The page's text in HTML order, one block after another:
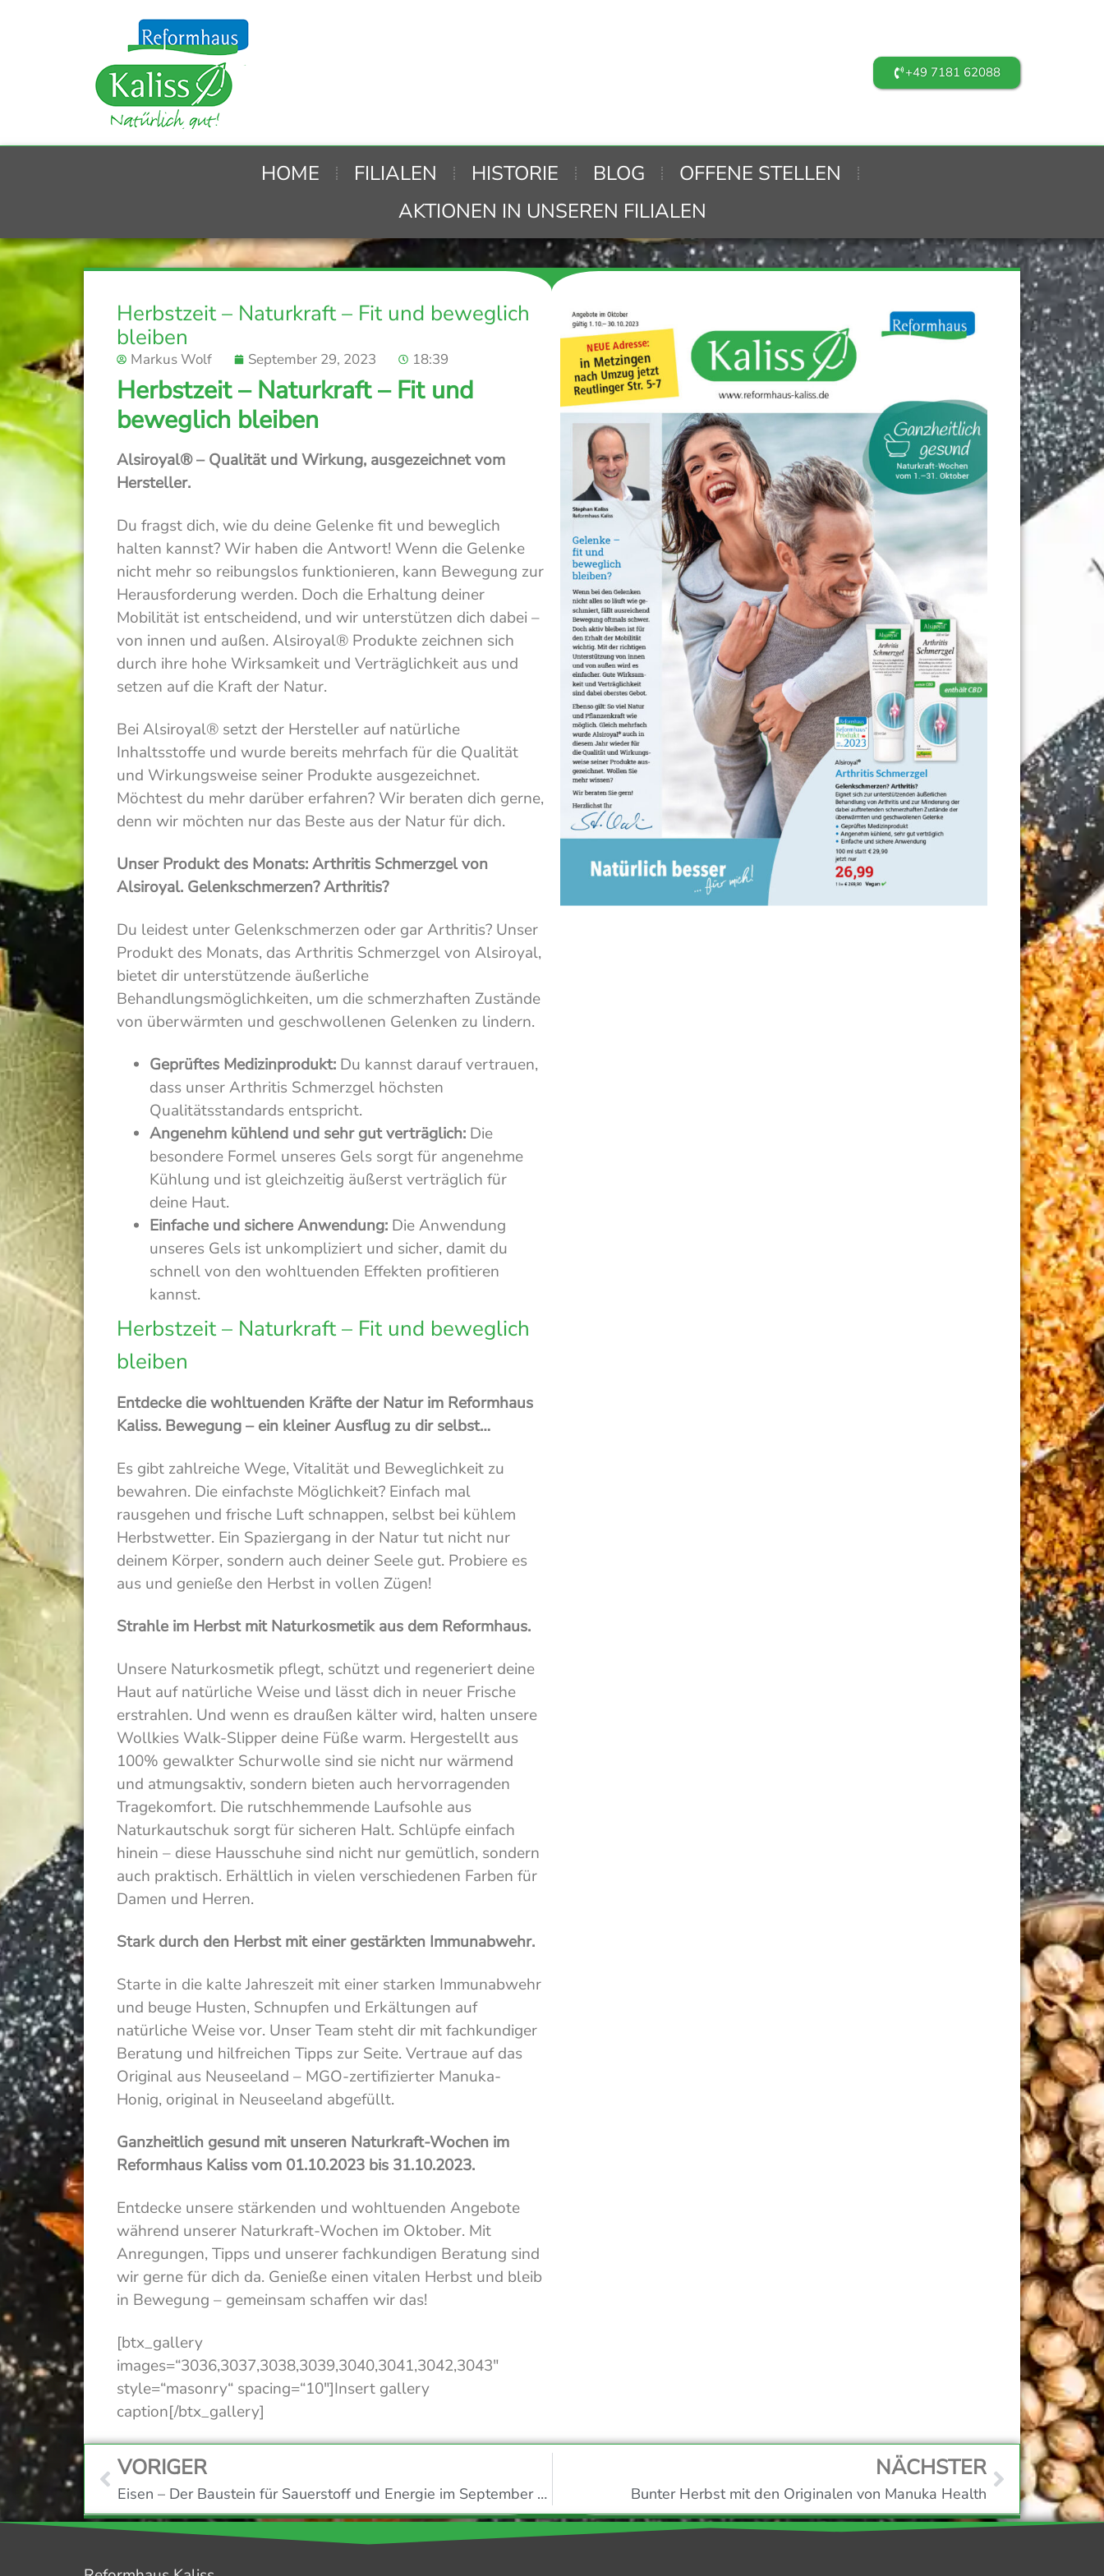
+49 7181 62088
HOME FILIALEN HISTORIE BLOG
OFFENE STELLEN
AKTIONEN IN UNSEREN FILIALEN
Herbstzeit – Naturkraft – Fit und beweglich
bleiben
Markus Wolf September 29, 2023 18:39
Herbstzeit – Naturkraft – Fit und
beweglich bleiben
Alsiroyal® – Qualität und Wirkung, ausgezeichnet vom
Hersteller.
Du fragst dich, wie du deine Gelenke fit und beweglich
halten kannst? Wir haben die Antwort! Wenn die Gelenke
nicht mehr so reibungslos funktionieren, kann Bewegung zur
Herausforderung werden. Doch die Erhaltung deiner
Mobilität ist entscheidend, und wir unterstützen dich dabei –
von innen und außen. Alsiroyal® Produkte zeichnen sich
durch ihre hohe Wirksamkeit und Verträglichkeit aus und
setzen auf die Kraft der Natur.
Bei Alsiroyal® setzt der Hersteller auf natürliche
Inhaltsstoffe und wurde bereits mehrfach für die Qualität
und Wirkungsweise seiner Produkte ausgezeichnet.
Möchtest du mehr darüber erfahren? Wir beraten dich gerne,
denn wir möchten nur das Beste aus der Natur für dich.
Unser Produkt des Monats: Arthritis Schmerzgel von
Alsiroyal. Gelenkschmerzen? Arthritis?
Du leidest unter Gelenkschmerzen oder gar Arthritis? Unser
Produkt des Monats, das Arthritis Schmerzgel von Alsiroyal,
bietet dir unterstützende äußerliche
Behandlungsmöglichkeiten, um die schmerzhaften Zustände
von überwärmten und geschwollenen Gelenken zu lindern.
Geprüftes Medizinprodukt: Du kannst darauf vertrauen,
dass unser Arthritis Schmerzgel höchsten
Qualitätsstandards entspricht.
Angenehm kühlend und sehr gut verträglich: Die
besondere Formel unseres Gels sorgt für angenehme
Kühlung und ist gleichzeitig äußerst verträglich für
deine Haut.
Einfache und sichere Anwendung: Die Anwendung
unseres Gels ist unkompliziert und sicher, damit du
schnell von den wohltuenden Effekten profitieren
kannst.
Herbstzeit – Naturkraft – Fit und beweglich
bleiben
Entdecke die wohltuenden Kräfte der Natur im Reformhaus
Kaliss. Bewegung – ein kleiner Ausflug zu dir selbst…
Es gibt zahlreiche Wege, Vitalität und Beweglichkeit zu
bewahren. Die einfachste Möglichkeit? Einfach mal
rausgehen und frische Luft schnappen, selbst bei kühlem
Herbstwetter. Ein Spaziergang in der Natur tut nicht nur
deinem Körper, sondern auch deiner Seele gut. Probiere es
aus und genieße den Herbst in vollen Zügen!
Strahle im Herbst mit Naturkosmetik aus dem Reformhaus.
Unsere Naturkosmetik pflegt, schützt und regeneriert deine
Haut auf natürliche Weise und lässt dich in neuer Frische
erstrahlen. Und wenn es draußen kälter wird, halten unsere
Wollkies Walk-Slipper deine Füße warm. Hergestellt aus
100% gewalkter Schurwolle sind sie nicht nur wärmend
und atmungsaktiv, sondern bieten auch hervorragenden
Tragekomfort. Die rutschhemmende Laufsohle aus
Naturkautschuk sorgt für sicheren Halt. Schlüpfe einfach
hinein – diese Hausschuhe sind nicht nur gemütlich, sondern
auch praktisch. Erhältlich in vielen verschiedenen Farben für
Damen und Herren.
Stark durch den Herbst mit einer gestärkten Immunabwehr.
Starte in die kalte Jahreszeit mit einer starken Immunabwehr
und beuge Husten, Schnupfen und Erkältungen auf
natürliche Weise vor. Unser Team steht dir mit fachkundiger
Beratung und hilfreichen Tipps zur Seite. Vertraue auf das
Original aus Neuseeland – MGO-zertifizierter Manuka-
Honig, original in Neuseeland abgefüllt.
Ganzheitlich gesund mit unseren Naturkraft-Wochen im
Reformhaus Kaliss vom 01.10.2023 bis 31.10.2023.
Entdecke unsere stärkenden und wohltuenden Angebote
während unserer Naturkraft-Wochen im Oktober. Mit
Anregungen, Tipps und unserer fachkundigen Beratung sind
wir gerne für dich da. Genieße einen vitalen Herbst und bleib
in Bewegung – gemeinsam schaffen wir das!
[btx_gallery
images=“3036,3037,3038,3039,3040,3041,3042,3043″
style=“masonry“ spacing=“10″]Insert gallery
caption[/btx_gallery]
VORIGER
Eisen – Der Baustein für Sauerstoff und Energie im September 2023
NÄCHSTER
Bunter Herbst mit den Originalen von Manuka Health